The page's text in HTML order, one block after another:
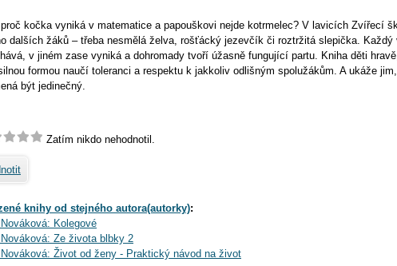
kočka vyniká v matematice a papouškovi nejde kotrmelec? V lavicích Zvířecí
dalších žáků – třeba nesmělá želva, rošťácký jezevčík či roztržitá slepička. Každý
v jiném zase vyniká a dohromady tvoří úžasně fungující partu. Kniha děti
formou naučí toleranci a respektu k jakkoliv odlišným spolužákům. A ukáže jim,
být jedinečný.
Zatím nikdo nehodnotil.
knihy od stejného autora(autorky):
Kolegové
Ze života blbky 2
Život od ženy - Praktický návod na život